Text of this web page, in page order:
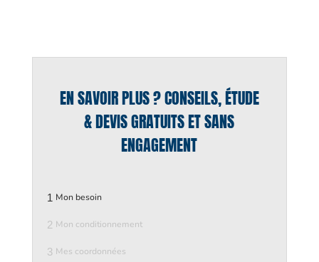
EN SAVOIR PLUS ? CONSEILS, ÉTUDE
& DEVIS GRATUITS ET SANS
ENGAGEMENT
1 Mon besoin
2 Mon conditionnement
3 Mes coordonnées